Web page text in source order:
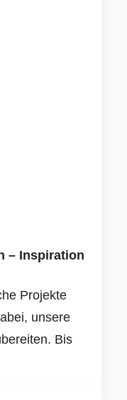
– Inspiration
Projekte
unsere
Bis